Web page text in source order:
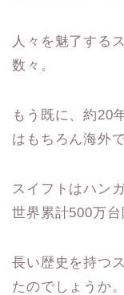
人々を魅了する
数々。
もう既に、約20
はもちろん海外
スイフトはハン
世界累計500万台
長い歴史を持つ
たのでしょうか。